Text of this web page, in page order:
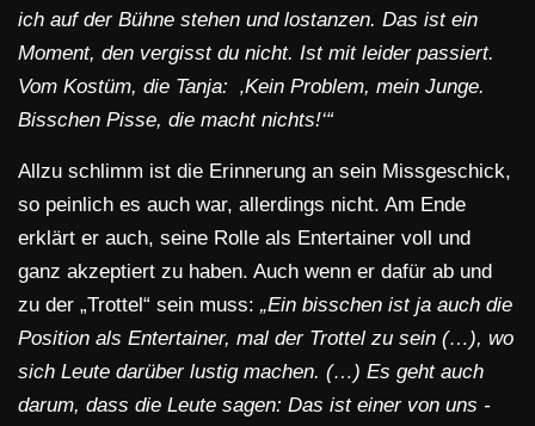
ich auf der Bühne stehen und lostanzen. Das ist ein
Moment, den vergisst du nicht. Ist mit leider passiert.
Vom Kostüm, die Tanja: ‚Kein Problem, mein Junge.
Bisschen Pisse, die macht nichts!‘“
Allzu schlimm ist die Erinnerung an sein Missgeschick,
so peinlich es auch war, allerdings nicht. Am Ende
erklärt er auch, seine Rolle als Entertainer voll und
ganz akzeptiert zu haben. Auch wenn er dafür ab und
zu der „Trottel“ sein muss: „Ein bisschen ist ja auch die
Position als Entertainer, mal der Trottel zu sein (…), wo
sich Leute darüber lustig machen. (…) Es geht auch
darum, dass die Leute sagen: Das ist einer von uns -